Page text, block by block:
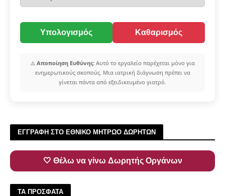
Υπολογισμός Καθαρισμός
⚠️ Αποποίηση Ευθύνης: Αυτό το εργαλείο παρέχεται μόνο για
ενημερωτικούς σκοπούς. Μια ιατρική διάγνωση πρέπει να
γίνεται πάντα από εξειδικευμένο γιατρό.
ΕΓΓΡΑΦΗ ΣΤΟ ΕΘΝΙΚΟ ΜΗΤΡΩΟ ΔΩΡΗΤΩΝ
🤍 Θέλω να γίνω Δωρητής Οργάνων
ΤΑ ΠΡΟΣΦΑΤΑ